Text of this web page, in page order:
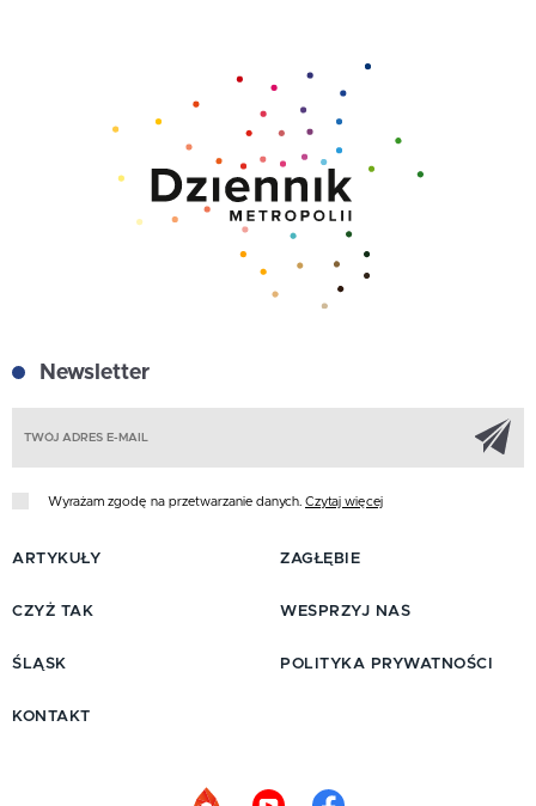
Newsletter
Wyrażam zgodę na przetwarzanie danych. Czytaj więcej
ARTYKUŁY
CZYŻ TAK
ŚLĄSK
ZAGŁĘBIE
WESPRZYJ NAS
POLITYKA PRYWATNOŚCI
KONTAKT